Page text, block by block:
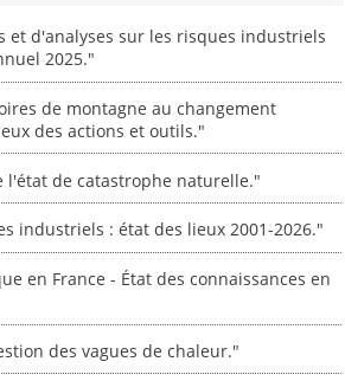
et d'analyses sur les risques industriels
2025."
de montagne au changement
des actions et outils."
l'état de catastrophe naturelle."
industriels : état des lieux 2001-2026."
en France - État des connaissances en
des vagues de chaleur."